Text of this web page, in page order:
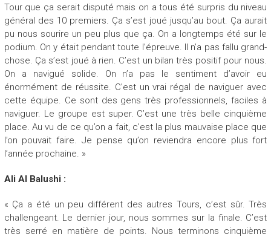
Tour que ça serait disputé mais on a tous été surpris du niveau
général des 10 premiers. Ça s’est joué jusqu’au bout. Ça aurait
pu nous sourire un peu plus que ça. On a longtemps été sur le
podium. On y était pendant toute l’épreuve. Il n’a pas fallu grand-
chose. Ça s’est joué à rien. C’est un bilan très positif pour nous.
On a navigué solide. On n’a pas le sentiment d’avoir eu
énormément de réussite. C’est un vrai régal de naviguer avec
cette équipe. Ce sont des gens très professionnels, faciles à
naviguer. Le groupe est super. C’est une très belle cinquième
place. Au vu de ce qu’on a fait, c’est la plus mauvaise place que
l’on pouvait faire. Je pense qu’on reviendra encore plus fort
l’année prochaine. »
Ali Al Balushi :
« Ça a été un peu différent des autres Tours, c’est sûr. Très
challengeant. Le dernier jour, nous sommes sur la finale. C’est
très serré en matière de points. Nous terminons cinquième